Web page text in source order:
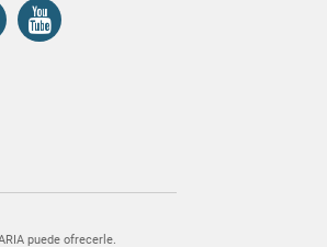
puede ofrecerle.